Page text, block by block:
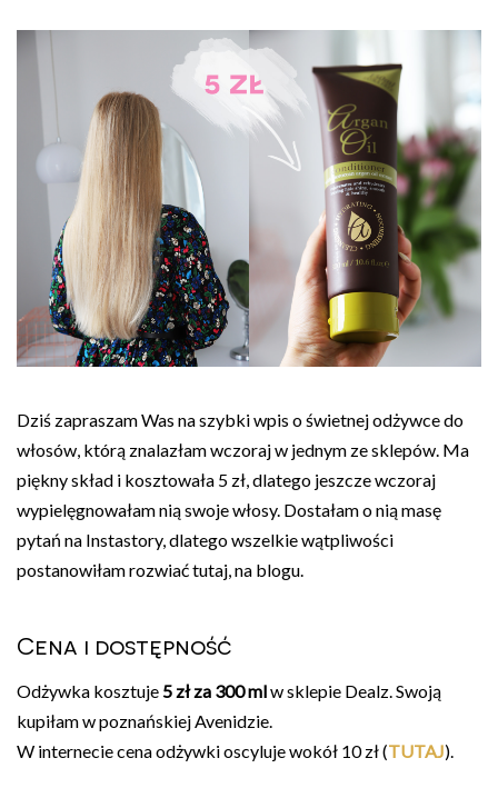
Dziś zapraszam Was na szybki wpis o świetnej odżywce do
włosów, którą znalazłam wczoraj w jednym ze sklepów. Ma
piękny skład i kosztowała 5 zł, dlatego jeszcze wczoraj
wypielęgnowałam nią swoje włosy. Dostałam o nią masę
pytań na Instastory, dlatego wszelkie wątpliwości
postanowiłam rozwiać tutaj, na blogu.
Cena i dostępność
Odżywka kosztuje5 zł za 300 mlw sklepie Dealz. Swoją
kupiłam w poznańskiej Avenidzie.
W internecie cena odżywki oscyluje wokół 10 zł (TUTAJ).